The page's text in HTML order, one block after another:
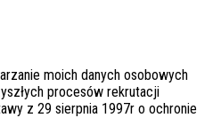
moich danych osobowych
procesów rekrutacji
z 29 sierpnia 1997r o ochronie